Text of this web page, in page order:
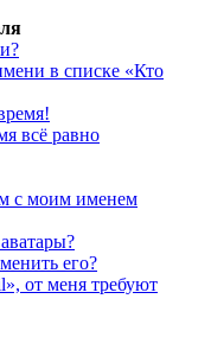
в списке «Кто
всё равно
с моим именем
его?
от меня требуют